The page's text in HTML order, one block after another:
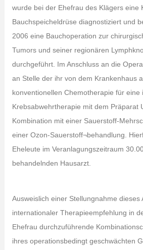
wurde bei der Ehefrau des Klägers eine
Bauchspeicheldrüse diagnostiziert und
2006 eine Bauchoperation zur
Tumors und seiner regionären
durchgeführt. Im Anschluss an die
an Stelle der ihr von dem Krankenhaus
konventionellen Chemotherapie für eine
Krebsabwehrtherapie mit dem Präparat
Kombination mit einer Sauerstoff-
einer Ozon-Sauerstoff¬behandlung.
Eheleute im Veranlagungszeitraum
behandelnden Hausarzt.
Ausweislich einer Stellungnahme dieses
internationaler Therapieempfehlung in
Ehefrau durchzuführende
ihres operationsbedingt geschwächten